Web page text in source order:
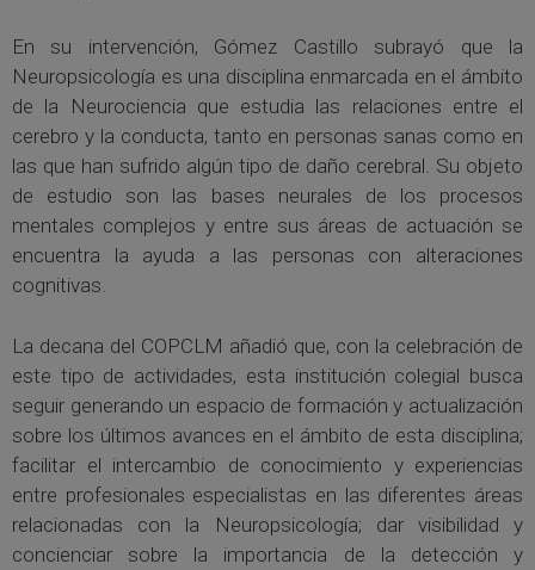
En su intervención, Gómez Castillo subrayó que la
Neuropsicología es una disciplina enmarcada en el ámbito
de la Neurociencia que estudia las relaciones entre el
cerebro y la conducta, tanto en personas sanas como en
las que han sufrido algún tipo de daño cerebral. Su objeto
de estudio son las bases neurales de los procesos
mentales complejos y entre sus áreas de actuación se
encuentra la ayuda a las personas con alteraciones
cognitivas.
La decana del COPCLM añadió que, con la celebración de
este tipo de actividades, esta institución colegial busca
seguir generando un espacio de formación y actualización
sobre los últimos avances en el ámbito de esta disciplina;
facilitar el intercambio de conocimiento y experiencias
entre profesionales especialistas en las diferentes áreas
relacionadas con la Neuropsicología; dar visibilidad y
concienciar sobre la importancia de la detección y